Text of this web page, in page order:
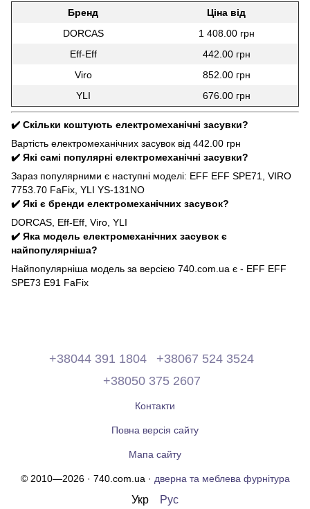
Бренд
Ціна від
DORCAS
1 408.00 грн
Eff-Eff
442.00 грн
Viro
852.00 грн
YLI
676.00 грн
✔️ Скільки коштують електромеханічні засувки?
Вартість електромеханічних засувок від 442.00 грн
✔️ Які самі популярні електромеханічні засувки?
Зараз популярними є наступні моделі: EFF EFF SPE71, VIRO
7753.70 FaFix, YLI YS-131NO
✔️ Які є бренди електромеханічних засувок?
DORCAS, Eff-Eff, Viro, YLI
✔️ Яка модель електромеханічних засувок є
найпопулярніша?
Найпопулярніша модель за версією 740.com.ua є - EFF EFF
SPE73 E91 FaFix
+38044 391 1804
+38067 524 3524
+38050 375 2607
Контакти
Повна версія сайту
Мапа сайту
© 2010—2026 · 740.com.ua · дверна та меблева фурнітура
Укр Рус